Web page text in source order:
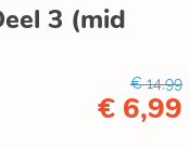
3 (mid
€ 14,99
€ 6,99